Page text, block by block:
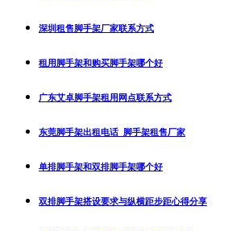
深圳租售脚手架厂家联系方式
租用脚手架和购买脚手架哪个好
广东艾卓脚手架租用网点联系方式
东莞脚手架出租电话_脚手架租售厂家
单排脚手架和双排脚手架哪个好
双排脚手架搭设要求与纵横距步距心得分享